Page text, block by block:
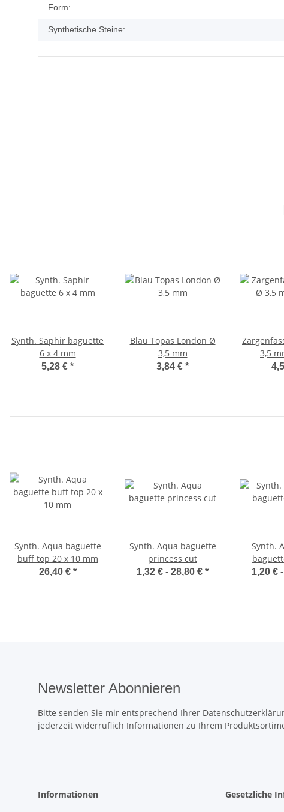
Produkteigenschaft
Wert
Form:
Synthetische Steine:
Synth. Saphir baguette
6 x 4 mm
5,28 € *
Blau Topas London Ø
3,5 mm
3,84 € *
3,5
Synth. Aqua baguette
buff top 20 x 10 mm
26,40 € *
Synth. Aqua baguette
princess cut
1,32 € - 28,80 € *
Synth.
1,20 € -
Newsletter Abonnieren
Bitte senden Sie mir entsprechend Ihrer
jederzeit widerruflich Informationen zu Ihrem
Informationen Gesetzliche